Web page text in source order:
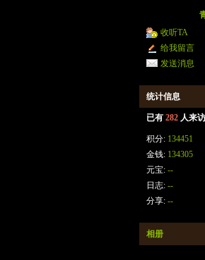
收听TA
给我留言
发送消息
统计信息
已有 282 人来
积分: 134451
金钱: 134305
元宝: --
日志: --
分享: --
相册